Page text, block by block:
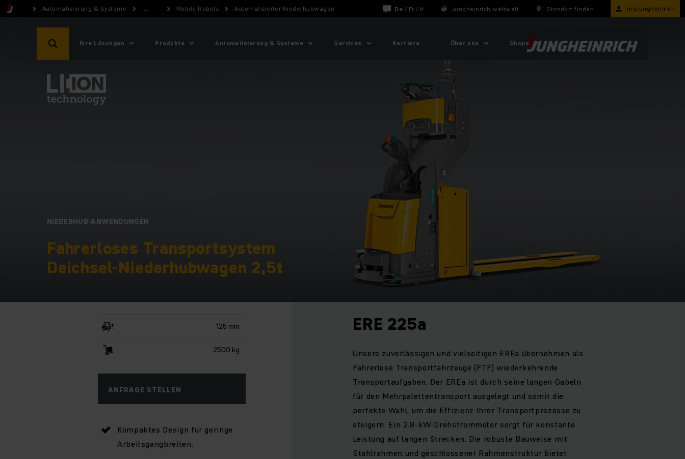
Automatisierung & Systeme ... Mobile Robots Automatisierter Nieder­hubwagen De / Fr / It Jungheinrich weltweit Standort finden myJungheinrich
Ihre Lösungen Produkte Automatisierung & Systeme Services Karriere Über uns Shops
NIEDERHUB-ANWENDUNGEN
Fahrerloses Transportsystem
Deichsel-Niederhubwagen 2,5t
125 mm
2500 kg
ANFRAGE STELLEN
Kompaktes Design für geringe
Arbeitsgangbreiten.
ERE 225a
Unsere zuverlässigen und vielseitigen EREa übernehmen als
Fahrerlose Transportfahrzeuge (FTF) wiederkehrende
Transportaufgaben. Der EREa ist durch seine langen Gabeln
für den Mehrpalettentransport ausgelegt und somit die
perfekte Wahl, um die Effizienz Ihrer Transportprozesse zu
steigern. Ein 2,8-kW-Drehstrommotor sorgt für konstante
Leistung auf langen Strecken. Die robuste Bauweise mit
Stahlrahmen und geschlossener Rahmenstruktur bietet